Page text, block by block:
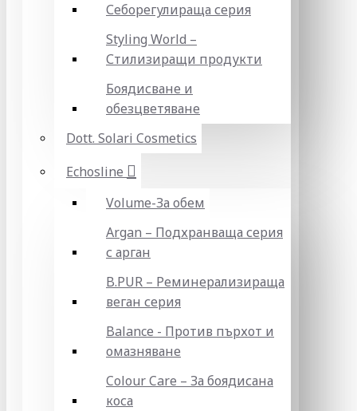
Себорегулираща серия
Styling World –
Стилизиращи продукти
Боядисване и
обезцветяване
Dott. Solari Cosmetics
Echosline
Volume-За обем
Argan – Подхранваща серия
с арган
B.PUR – Реминерализираща
веган серия
Balance - Против пърхот и
омазняване
Colour Care – За боядисана
коса